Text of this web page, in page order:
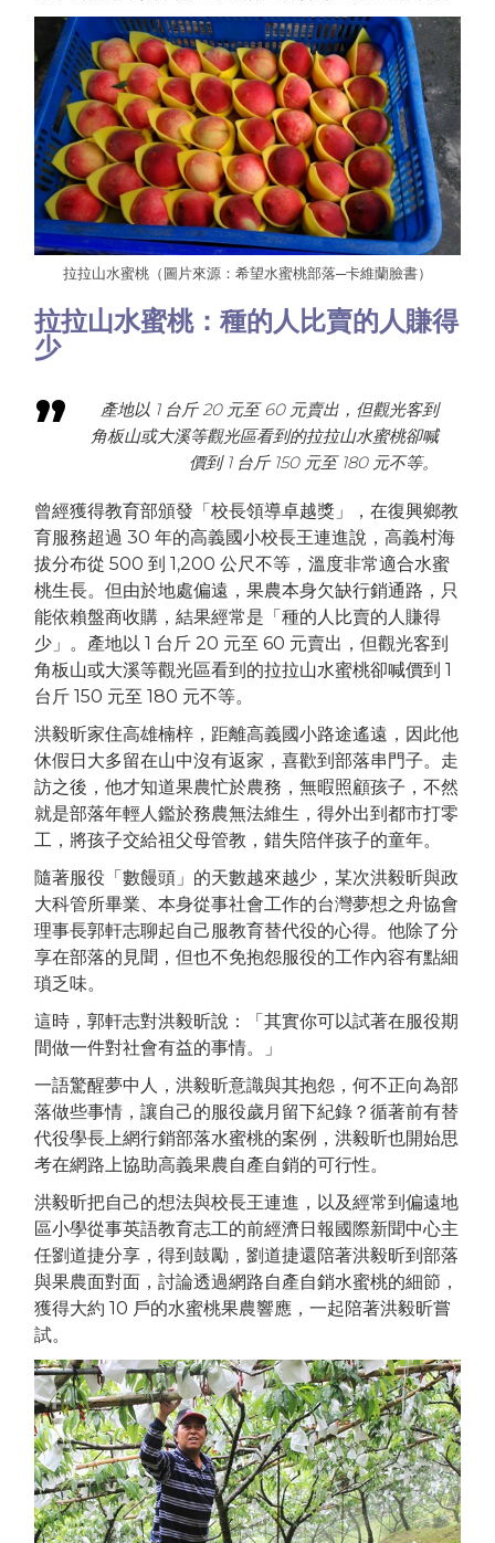
拉拉山水蜜桃（圖片來源：希望水蜜桃部落─卡維蘭臉書）
拉拉山水蜜桃：種的人比賣的人賺得
少
產地以 1 台斤 20 元至 60 元賣出，但觀光客到
角板山或大溪等觀光區看到的拉拉山水蜜桃卻喊
價到 1 台斤 150 元至 180 元不等。
曾經獲得教育部頒發「校長領導卓越獎」，在復興鄉教
育服務超過 30 年的高義國小校長王連進說，高義村海
拔分布從 500 到 1,200 公尺不等，溫度非常適合水蜜
桃生長。但由於地處偏遠，果農本身欠缺行銷通路，只
能依賴盤商收購，結果經常是「種的人比賣的人賺得
少」。產地以 1 台斤 20 元至 60 元賣出，但觀光客到
角板山或大溪等觀光區看到的拉拉山水蜜桃卻喊價到 1
台斤 150 元至 180 元不等。
洪毅昕家住高雄楠梓，距離高義國小路途遙遠，因此他
休假日大多留在山中沒有返家，喜歡到部落串門子。走
訪之後，他才知道果農忙於農務，無暇照顧孩子，不然
就是部落年輕人鑑於務農無法維生，得外出到都市打零
工，將孩子交給祖父母管教，錯失陪伴孩子的童年。
隨著服役「數饅頭」的天數越來越少，某次洪毅昕與政
大科管所畢業、本身從事社會工作的台灣夢想之舟協會
理事長郭軒志聊起自己服教育替代役的心得。他除了分
享在部落的見聞，但也不免抱怨服役的工作內容有點細
瑣乏味。
這時，郭軒志對洪毅昕說：「其實你可以試著在服役期
間做一件對社會有益的事情。」
一語驚醒夢中人，洪毅昕意識與其抱怨，何不正向為部
落做些事情，讓自己的服役歲月留下紀錄？循著前有替
代役學長上網行銷部落水蜜桃的案例，洪毅昕也開始思
考在網路上協助高義果農自產自銷的可行性。
洪毅昕把自己的想法與校長王連進，以及經常到偏遠地
區小學從事英語教育志工的前經濟日報國際新聞中心主
任劉道捷分享，得到鼓勵，劉道捷還陪著洪毅昕到部落
與果農面對面，討論透過網路自產自銷水蜜桃的細節，
獲得大約 10 戶的水蜜桃果農響應，一起陪著洪毅昕嘗
試。